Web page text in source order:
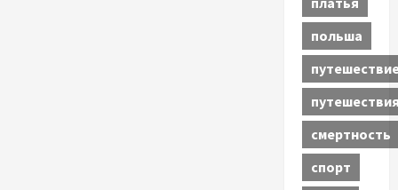
польша
смертность
спорт